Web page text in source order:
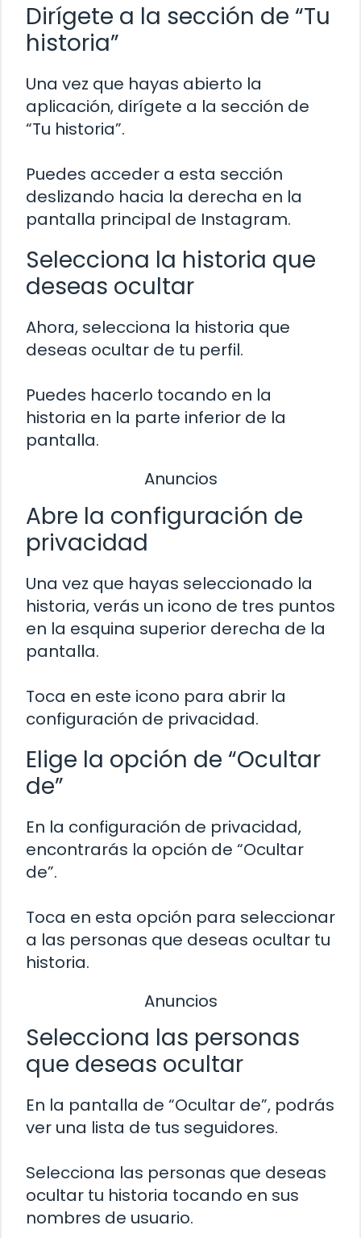
Dirígete a la sección de “Tu
historia”
Una vez que hayas abierto la
aplicación, dirígete a la sección de
“Tu historia”.
Puedes acceder a esta sección
deslizando hacia la derecha en la
pantalla principal de Instagram.
Selecciona la historia que
deseas ocultar
Ahora, selecciona la historia que
deseas ocultar de tu perfil.
Puedes hacerlo tocando en la
historia en la parte inferior de la
pantalla.
Anuncios
Abre la configuración de
privacidad
Una vez que hayas seleccionado la
historia, verás un icono de tres puntos
en la esquina superior derecha de la
pantalla.
Toca en este icono para abrir la
configuración de privacidad.
Elige la opción de “Ocultar
de”
En la configuración de privacidad,
encontrarás la opción de “Ocultar
de”.
Toca en esta opción para seleccionar
a las personas que deseas ocultar tu
historia.
Anuncios
Selecciona las personas
que deseas ocultar
En la pantalla de “Ocultar de”, podrás
ver una lista de tus seguidores.
Selecciona las personas que deseas
ocultar tu historia tocando en sus
nombres de usuario.